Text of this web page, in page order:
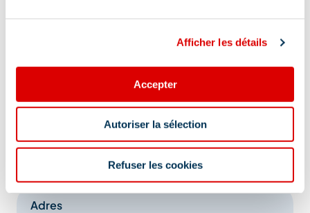
Afficher les détails
Accepter
Autoriser la sélection
Refuser les cookies
Adres